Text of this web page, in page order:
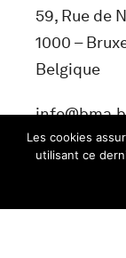
59, Rue de
1000 –
Belgique
Les cookies
utilisant ce